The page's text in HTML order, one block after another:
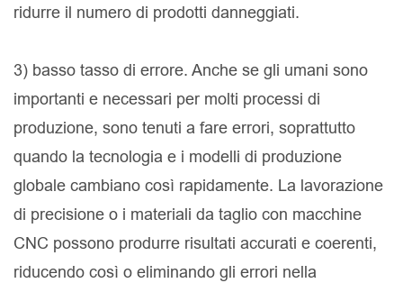
ridurre il numero di prodotti danneggiati.
3) basso tasso di errore. Anche se gli umani sono
importanti e necessari per molti processi di
produzione, sono tenuti a fare errori, soprattutto
quando la tecnologia e i modelli di produzione
globale cambiano così rapidamente. La lavorazione
di precisione o i materiali da taglio con macchine
CNC possono produrre risultati accurati e coerenti,
riducendo così o eliminando gli errori nella